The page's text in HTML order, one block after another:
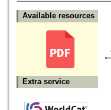
Available resources
Extra service